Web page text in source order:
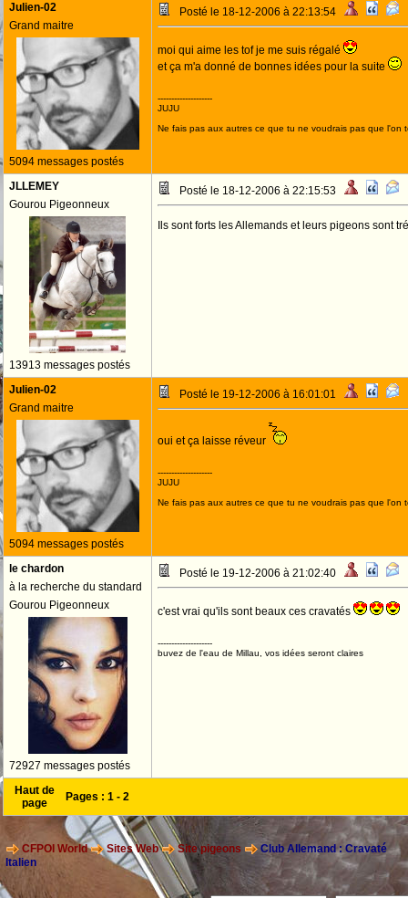
Julien-02
Grand maitre
5094 messages postés
Posté le 18-12-2006 à 22:13:54
moi qui aime les tof je me suis régalé
et ça m'a donné de bonnes idées pour la suite
--------------------
JUJU
Ne fais pas aux autres ce que tu ne voudrais pas que l'on
JLLEMEY
Gourou Pigeonneux
13913 messages postés
Posté le 18-12-2006 à 22:15:53
Ils sont forts les Allemands et leurs pigeons sont
Julien-02
Grand maitre
5094 messages postés
Posté le 19-12-2006 à 16:01:01
oui et ça laisse réveur
--------------------
JUJU
Ne fais pas aux autres ce que tu ne voudrais pas que l'on
le chardon
à la recherche du standard
Gourou Pigeonneux
72927 messages postés
Posté le 19-12-2006 à 21:02:40
c'est vrai qu'ils sont beaux ces cravatés
--------------------
buvez de l'eau de Millau, vos idées seront claires
Haut de
page
Pages : 1 - 2
CFPOI World Sites Web Site pigeons
Club Allemand : Cravaté
Italien